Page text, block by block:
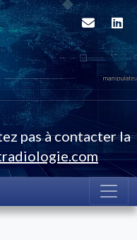
pas à contacter la